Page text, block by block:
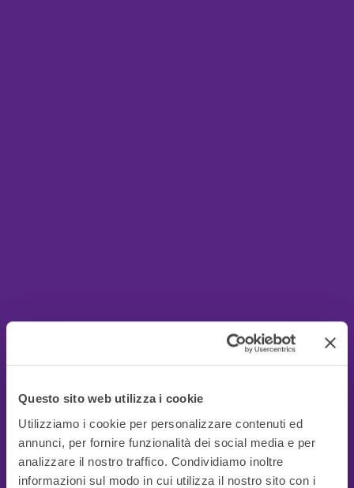
Questo sito web utilizza i cookie
Utilizziamo i cookie per personalizzare contenuti ed
annunci, per fornire funzionalità dei social media e per
analizzare il nostro traffico. Condividiamo inoltre
informazioni sul modo in cui utilizza il nostro sito con i